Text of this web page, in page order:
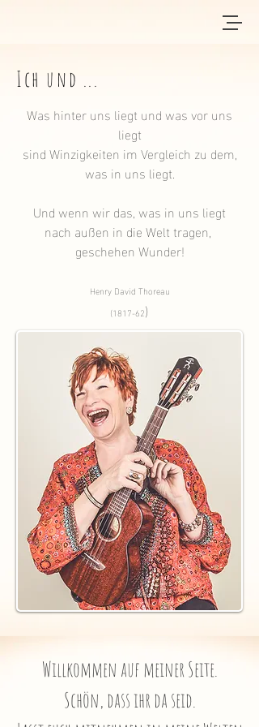
Ich und ...
Was hinter uns liegt und was vor uns
liegt
sind Winzigkeiten im Vergleich zu dem,
was in uns liegt.
Und wenn wir das, was in uns liegt
nach außen in die Welt tragen,
geschehen Wunder!
Henry David Thoreau
(1817-62)
Willkommen auf meiner Seite.
Schön, dass ihr da seid.